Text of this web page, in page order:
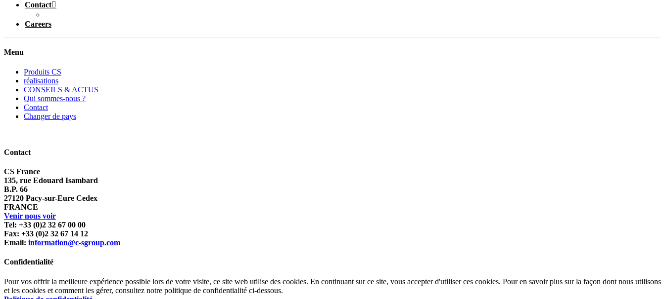
Contact
Careers
Menu
Produits CS
réalisations
CONSEILS & ACTUS
Qui sommes-nous ?
Contact
Changer de pays
Contact
CS France
135, rue Edouard Isambard
B.P. 66
27120 Pacy-sur-Eure Cedex
FRANCE
Venir nous voir
Tel: +33 (0)2 32 67 00 00
Fax: +33 (0)2 32 67 14 12
Email: information@c-sgroup.com
Confidentialité
Pour vos offrir la meilleure expérience possible lors de votre visite, ce site web utilise des cookies. En continuant sur ce site, vous accepter d'utiliser ces cookies. Pour en savoir plus sur la façon dont nous utilisons
et les cookies et comment les gérer, consultez notre politique de confidentialité ci-dessous.